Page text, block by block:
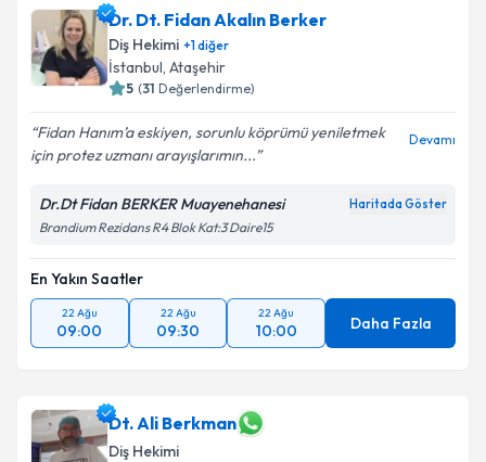
için bir takvim hazırlandığında e-posta ile
bilgilendireceğiz.
E-posta Adresiniz
Metni'ni okudum ve kişisel verilerimin belirtilen
kapsamda işlenmesini kabul ediyorum.
Takvim Talebini Gönder
Dr. Dt. Fidan Akalın Berker
Diş Hekimi +1diğer
İstanbul, Ataşehir
5 (31 Değerlendirme)
Fidan Hanım’a eskiyen, sorunlu köprümü yeniletmek
için protez uzmanı arayışlarımın...
Devamı
Dr.Dt Fidan BERKER Muayenehanesi Haritada Göster
Brandium Rezidans R4 Blok Kat:3 Daire15
En Yakın Saatler
22 Ağu
09:00
22 Ağu
09:30
22 Ağu
10:00 Daha Fazla
Dt. Ali Berkman
Diş Hekimi